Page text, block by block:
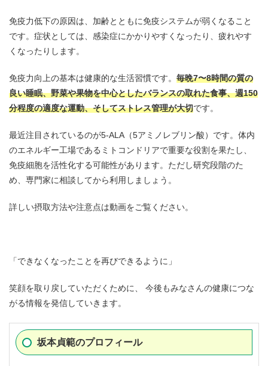
免疫力低下の原因は、加齢とともに免疫システムが弱くなること
です。症状としては、感染症にかかりやすくなったり、疲れやす
くなったりします。
免疫力向上の基本は健康的な生活習慣です。 毎晩7〜8時間の質の
良い睡眠、野菜や果物を中心としたバランスの取れた食事、週150
分程度の適度な運動、そしてストレス管理が大切です。
最近注目されているのが5-ALA（5アミノレブリン酸）です。体内
のエネルギー工場であるミトコンドリアで重要な役割を果たし、
免疫細胞を活性化する可能性があります。ただし研究段階のた
め、専門家に相談してから利用しましょう。
詳しい摂取方法や注意点は動画をご覧ください。
「できなくなったことを再びできるように」
笑顔を取り戻していただくために、 今後もみなさんの健康につな
がる情報を発信していきます。
坂本貞範のプロフィール